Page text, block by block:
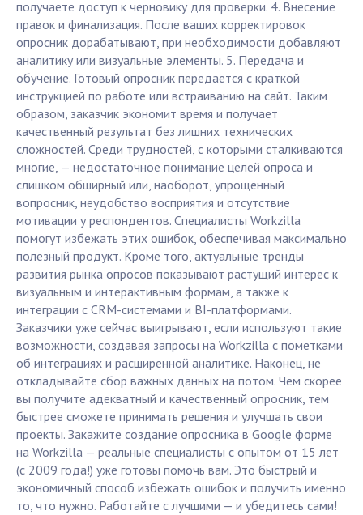
получаете доступ к черновику для проверки. 4. Внесение
правок и финализация. После ваших корректировок
опросник дорабатывают, при необходимости добавляют
аналитику или визуальные элементы. 5. Передача и
обучение. Готовый опросник передаётся с краткой
инструкцией по работе или встраиванию на сайт. Таким
образом, заказчик экономит время и получает
качественный результат без лишних технических
сложностей. Среди трудностей, с которыми сталкиваются
многие, — недостаточное понимание целей опроса и
слишком обширный или, наоборот, упрощённый
вопросник, неудобство восприятия и отсутствие
мотивации у респондентов. Специалисты Workzilla
помогут избежать этих ошибок, обеспечивая максимально
полезный продукт. Кроме того, актуальные тренды
развития рынка опросов показывают растущий интерес к
визуальным и интерактивным формам, а также к
интеграции с CRM-системами и BI-платформами.
Заказчики уже сейчас выигрывают, если используют такие
возможности, создавая запросы на Workzilla с пометками
об интеграциях и расширенной аналитике. Наконец, не
откладывайте сбор важных данных на потом. Чем скорее
вы получите адекватный и качественный опросник, тем
быстрее сможете принимать решения и улучшать свои
проекты. Закажите создание опросника в Google форме
на Workzilla — реальные специалисты с опытом от 15 лет
(с 2009 года!) уже готовы помочь вам. Это быстрый и
экономичный способ избежать ошибок и получить именно
то, что нужно. Работайте с лучшими — и убедитесь сами!